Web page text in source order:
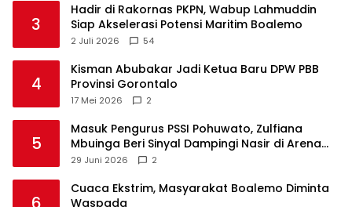
3
Hadir di Rakornas PKPN, Wabup Lahmuddin
Siap Akselerasi Potensi Maritim Boalemo
2 Juli 2026 54
4
Kisman Abubakar Jadi Ketua Baru DPW PBB
Provinsi Gorontalo
17 Mei 2026 2
5
Masuk Pengurus PSSI Pohuwato, Zulfiana
Mbuinga Beri Sinyal Dampingi Nasir di Arena
Politik ?
29 Juni 2026 2
Cuaca Ekstrim, Masyarakat Boalemo Diminta
Waspada